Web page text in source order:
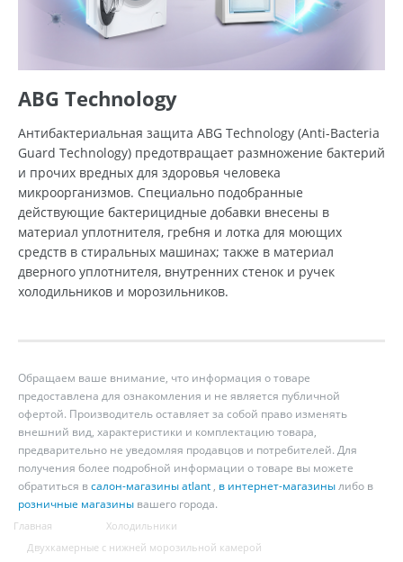
ABG Technology
Антибактериальная защита ABG Technology (Anti-Bacteria
Guard Technology) предотвращает размножение бактерий
и прочих вредных для здоровья человека
микроорганизмов. Специально подобранные
действующие бактерицидные добавки внесены в
материал уплотнителя, гребня и лотка для моющих
средств в стиральных машинах; также в материал
дверного уплотнителя, внутренних стенок и ручек
холодильников и морозильников.
Обращаем ваше внимание, что информация о товаре
предоставлена для ознакомления и не является публичной
офертой. Производитель оставляет за собой право изменять
внешний вид, характеристики и комплектацию товара,
предварительно не уведомляя продавцов и потребителей. Для
получения более подробной информации о товаре вы можете
обратиться всалон-магазины atlant , в интернет-магазинылибо в
розничные магазины вашего города.
Главная
Холодильники
Двухкамерные с нижней морозильной камерой